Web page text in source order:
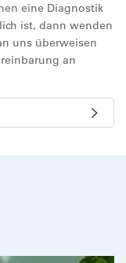
eine Diagnostik
ist, dann wenden
uns überweisen
an